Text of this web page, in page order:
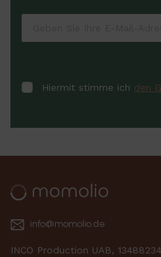
Hiermit stimme ich den
info@momolio.de
INCO Production UAB,